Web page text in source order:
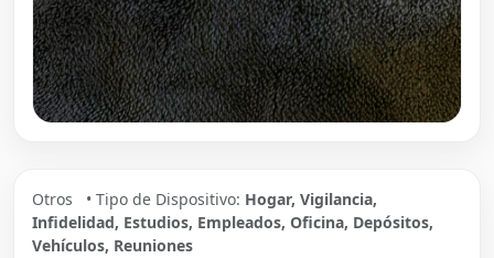
Otros • Tipo de Dispositivo: Hogar, Vigilancia,
Infidelidad, Estudios, Empleados, Oficina, Depósitos,
Vehículos, Reuniones